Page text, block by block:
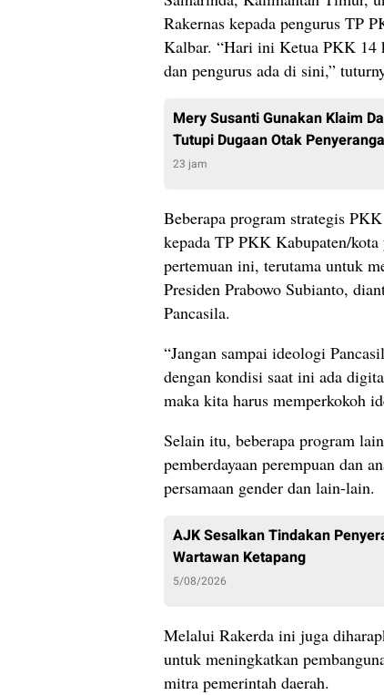
Rakernas kepada pengurus TP
Kalbar. “Hari ini Ketua PKK 14
dan pengurus ada di sini,”
Mery Susanti Gunakan Klaim
Tutupi Dugaan Otak
23 jam
Beberapa program strategis
kepada TP PKK Kabupaten/
pertemuan ini, terutama untuk
Presiden Prabowo Subianto,
Pancasila.
“Jangan sampai ideologi
dengan kondisi saat ini ada
maka kita harus memperkokoh
Selain itu, beberapa program
pemberdayaan perempuan dan
persamaan gender dan lain-lain.
AJK Sesalkan Tindakan
Wartawan Ketapang
5/08/2026
Melalui Rakerda ini juga
untuk meningkatkan
mitra pemerintah daerah.